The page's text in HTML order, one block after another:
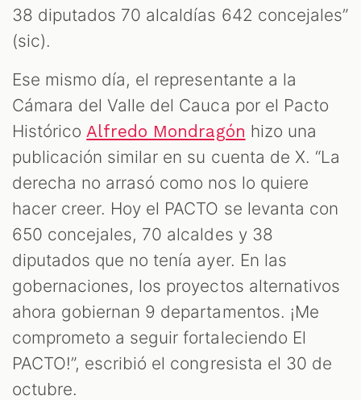
38 diputados 70 alcaldías 642 concejales”
(sic).
Ese mismo día, el representante a la
Cámara del Valle del Cauca por el Pacto
Histórico Alfredo Mondragón hizo una
publicación similar en su cuenta de X. “La
derecha no arrasó como nos lo quiere
hacer creer. Hoy el PACTO se levanta con
650 concejales, 70 alcaldes y 38
diputados que no tenía ayer. En las
gobernaciones, los proyectos alternativos
ahora gobiernan 9 departamentos. ¡Me
comprometo a seguir fortaleciendo El
PACTO!”, escribió el congresista el 30 de
octubre.